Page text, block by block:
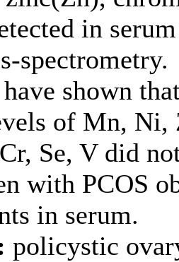
in
spectrometry.
shown
of Mn, Ni,
Se, V did
with PCOS
in serum.
policystic